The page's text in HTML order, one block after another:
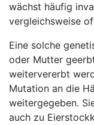
wächst häufig
vergleichsweise
Eine solche
oder Mutter
weitervererbt
Mutation an die
weitergegeben.
auch zu